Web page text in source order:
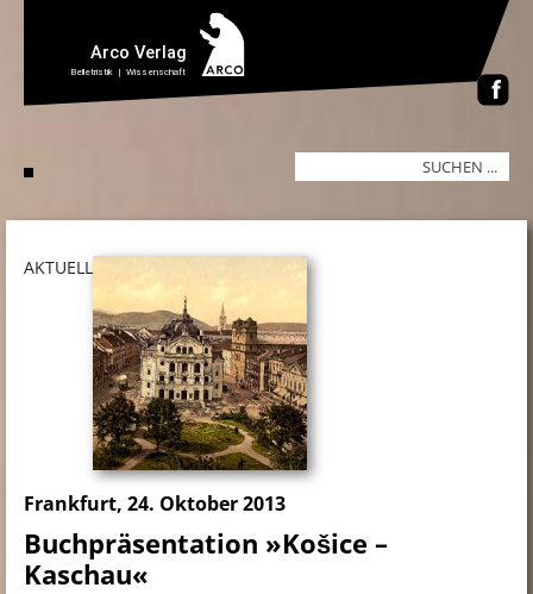
AKTUELL
Frankfurt, 24. Oktober 2013
Buchpräsentation »Košice –
Kaschau«